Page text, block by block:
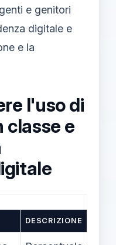
e genitori
digitale e
e la
l'uso di
classe e
DESCRIZIONE